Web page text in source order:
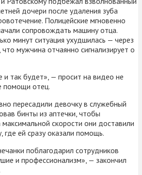
дочери после удаления зуба
Полицейские мгновенно
сопровождать машину отца.
минут ситуация ухудшилась — через
мужчина отчаянно сигнализирует о
и так будет», — просит на видео не
помощи отец.
пересадили девочку в служебный
бинты из аптечки, чтобы
скорости они доставили
где ей сразу оказали помощь.
поблагодарил сотрудников
и профессионализм», — закончил